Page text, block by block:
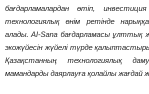
бағдарламалардан өтіп,
технологиялық өнім ретінде
алады. AI-Sana бағдарламасы ұлттық
экожүйесін жүйелі түрде
Қазақстанның технологиялық
мамандарды даярлауға қолайлы жағдай